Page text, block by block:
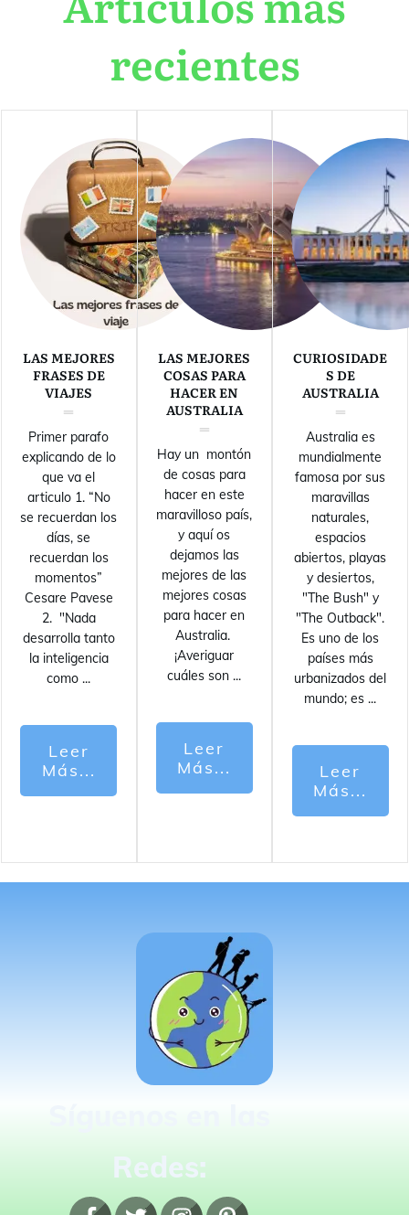
recientes
LAS MEJORES
FRASES DE
VIAJES
Primer parafo
explicando de lo
que va el
articulo 1. “No
se recuerdan los
días, se
recuerdan los
momentos”
Cesare Pavese
2. "Nada
desarrolla tanto
la inteligencia
como ...
Leer
Más...
LAS MEJORES
COSAS PARA
HACER EN
AUSTRALIA
Hay un montón
de cosas para
hacer en este
maravilloso país,
y aquí os
dejamos las
mejores de las
mejores cosas
para hacer en
Australia.
¡Averiguar
cuáles son ...
Leer
Más...
CURIOSIDADE
S DE
AUSTRALIA
Australia es
mundialmente
famosa por sus
maravillas
naturales,
espacios
abiertos, playas
y desiertos,
"The Bush" y
"The Outback".
Es uno de los
países más
urbanizados del
mundo; es ...
Leer
Más...
Redes: